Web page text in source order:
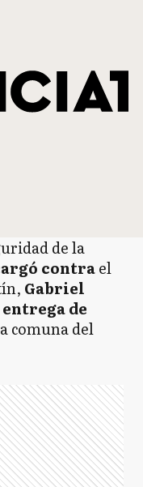
de la
contrael
Gabriel
de
comuna del